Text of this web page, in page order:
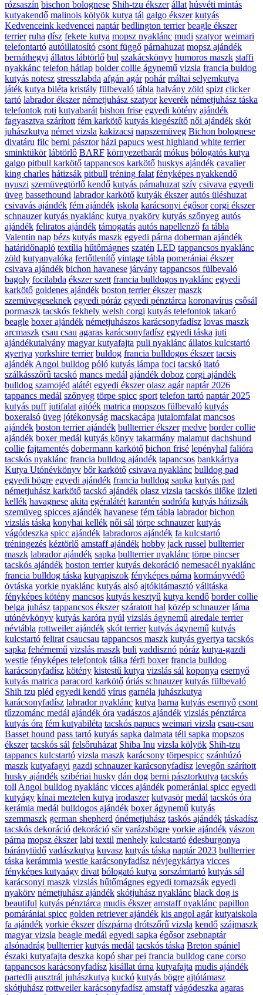
rózsaszín bischon bolognese Shih-tzu ékszer állat húsvéti mintás
kutyakendő malinois kölyök kutya tál galgo ékszer kutyás
Kedvenceink kedvencei naptár bedlington terrier beagle ékszer
terrier ruha dísz fekete kutya mopsz nyaklánc mudi szatyor weimari
telefontartó autóillatosító csont függő párnahuzat mopsz ajándék
bernáthegyi állatos lábtörlő bul szakácskönyv humoros maszk staffi
nyakkánc telefon hátlap bolder collie ágynemű vizsla francia buldog
kutyás notesz stresszlabda afgán agár pohár máltai selyemkutya
játék kutya biléta kristály fülbevaló tábla halvány zöld spizt clicker
tartó labrador ékszer németjuhász szatyor keverék németjuhász táska
telefontok roti kutyabarát bishon frise egyedi kötény ajándék
fagyasztva szárított fém karkötő kutyás kiegészítő női ajándék skót
juhászkutya német vizsla kakizacsi napszemüveg Bichon bolognese
divatáru filc berni pásztor házi papucs west highland white terrier
sminktükör lábtörlő BARF környezetbarát mókus bólogatós kutya
galgo pitbull karkötő tappancsos karkötő huskys ajándék cavalier
king charles hátizsák pitbull tréning falat fényképes nyakkendő
nyuszi szemüvegtörlő kendő kutyás párnahuzat szív csivava egyedi
üveg bassethound labrador karkötő kutyák ékszer autós üléshuzat
csivavás ajándék fém ajándék iskola karácsonyi égősor corgi ékszer
schnauzer kutyás nyaklánc kutya nyakörv kutyás szőnyeg autós
ajándék feliratos ajándék támogatás autós napellenző fa tábla
Valentin nap bézs kutyás maszk egyedi párna doberman ajándék
határidőnapló textília hűtőmágnes szatén LED tappancsos nyaklánc
zöld kutyanyalóka fertőtlenítő vintage tábla pomerániai ékszer
csivava ajándék bichon havanese járvány tappancsos fülbevaló
bagoly focilabda ékszer szett francia bulldogos nyaklánc egyedi
karkötő goldenes ajándék boston terrier ékszer maszk
szemüvegeseknek egyedi póráz egyedi pénztárca koronavírus csősál
pormaszk tacskós fekhely welsh corgi kutyás telefontok takaró
beagle boxer ajándék németjuhászos karácsonyfadísz lovas maszk
arcmaszk csau csau agaras karácsonyfadísz egyedi táska juti
ajándékutalvány magyar kutyafajta puli nyaklánc állatos kulcstartó
gyertya yorkshire terrier buldog francia bulldogos ékszer tacsis
ajándék Angol bulldog póló kutyás lámpa foci tacskó itató
szálkásszőrű tacskó mancs medál ajándék doboz corgi ajándék
bulldog szamojéd alátét egyedi ékszer olasz agár naptár 2026
tappancs medál szőnyeg törpe spicc sport telefon tartó naptár 2025
kutyás puff jutifalat ajtóék matrica mopszos fülbevaló kutyás
boxeralsó üveg jótékonyság macskacápa jutalomfalat mancsos
ajándék boston terrier ajándék bullterrier ékszer medve border collie
ajándék boxer medál kutyás könyv takarmány malamut dachshund
collie fajtamentés dobermann karkötő bichon frisé lepényhal falióra
tacskós nyaklánc francia bulldog ajándék tapancsos bankkártya
Kutya Utónévkönyv bőr karkötő csivava nyaklánc bulldog pad
egyedi bögre egyedi ajándék francia bulldog sapka kutyás pad
németjuhász karkötő tacskó ajándék olasz vizsla tacskós ülőke üzleti
kellék havagnese akita egéralátét karantén sodrófa kutyás hátizsák
szemüveg spicces ajándék havanese fém tábla labrador bichon
vizslás táska konyhai kellék női sál törpe schnauzer kutyás
vágódeszka spicc ajándék labradoros ajándék fa kulcstartó
tréningezés kéztörlő amstaff ajándék hobby jack russel bullterrier
maszk labrador ajándék sapka bullterrier nyaklánc törpe pincser
tacskós ajándék boston terrier kutyás dekoráció nemesacél nyaklánc
francia bulldog táska kutyapiszok fényképes párna kormányvédő
övtáska yorkie nyaklánc kutyás alsó ajtókitámasztó válltáska
fényképes kötény mancsos kutyás kesztyű kutya kendő border collie
belga juhász tappancsos ékszer száratott hal közép schnauzer láma
utónévkönyv kutyás karóra nyúl vizslás ágynemű airedale terrier
névtábla rottweiler ajándék skót terrier kutyás ágynemű kutyás
kulcstartó felirat csaucsau tappancsos maszk kutyás gyertya tacskós
sapka fehérnemű vizslás maszk buli vaddisznó póráz kutya-gazdi
westie fényképes telefontok tálka férfi boxer francia bulldog
karácsonyfadísz kötény kistestű kutya vizslás sál koponya esernyő
kutyás matrica paracord karkötő óriás schnauzer kutyás fülbevaló
Shih tzu pléd egyedi kendő vírus garnéla juhászkutya
karácsonyfadísz labrador nyaklánc kutya barna kutyás esernyő csont
tűzzománc medál ajándék óra vadászos ajándék vizslás pénztárca
kutyás óra fém kutyabiléta tacskós papucs weimari vizsla csau-csau
Basset hound pass tartó kutyás sapka dalmata téli sapka mopszos
ékszer tacskós sál felsőruházat Shiba Inu vizsla kölyök Shih-tzu
tappancs kulcstartó vizsla maszk karácsony törpespicc szánhúzó
maszk kutyafagyi gazdi schnauzer karácsonyfadísz levegőn szárított
husky ajándék szibériai husky dán dog berni pásztorkutya tacskós
toll Angol bulldog nyaklánc vicces ajándék pomerániai spicc egyedi
kutyágy kínai meztelen kutya irodaszer kutyasör medál tacskós óra
kerámia medál bulldogos ajándék boxer ágynemű kutyás
szemmaszk german shepherd ónémetjuhász taskós ajándék táskadísz
tacskós dekoráció dekoráció sör varázsbögre yorkie ajándék vászon
párna mopsz ékszer labi textil menhely kulcstartó édesburgonya
báránytüdő vadászkutya kuvasz kutyás táska naptár 2023 bullterrier
táska kerámmia westie karácsonyfadísz névjegykártya vicces
fényképes kutyaágy divat bólogató kutya sorszámtartó kutyás sál
karácsonyi maszk vizslás hűtőmágnes egyedi tornazsák egyedi
nyakörv németjuhász ajándék skótjuhász nyaklánc black dog is
beautiful kutyás pénztárca mudis ékszer amstaff nyaklánc papillon
pomárániai spicc golden retriever ajándék kis angol agár kutyaiskola
fa ajándék yorkie ékszer díszpárna drótszőrű vizsla kendő szájmaszk
magyar vizsla beagle medál egyedi sapka égősor zsebnaptár
alsónadrág bullterrier kutyás medál tacskós táska Breton spániel
északi kutyafajta deszka kopó shar pei francia bulldog cane corso
tappancsos karácsonyfadísz kisállat úrna kutyafajta mudis ajándék
partedli ausztrál juhászkutya kuckó kutyás bögre ajtótámasz
skótjuhász rottweiler karácsonyfadísz amstaff vágódeszka agaras